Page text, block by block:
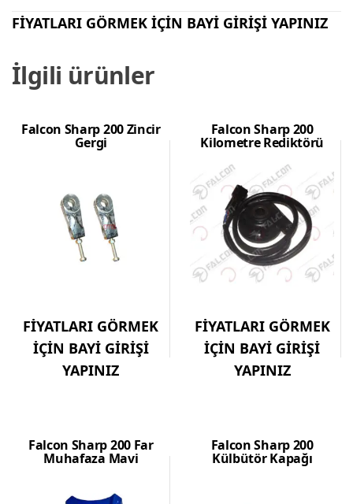
FİYATLARI GÖRMEK İÇİN BAYİ GİRİŞİ YAPINIZ
İlgili ürünler
Falcon Sharp 200 Zincir
Gergi
FİYATLARI GÖRMEK
İÇİN BAYİ GİRİŞİ
YAPINIZ
Falcon Sharp 200
Kilometre Rediktörü
FİYATLARI GÖRMEK
İÇİN BAYİ GİRİŞİ
YAPINIZ
Falcon Sharp 200 Far
Muhafaza Mavi
Falcon Sharp 200
Külbütör Kapağı